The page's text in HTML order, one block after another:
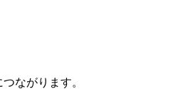
ながります。